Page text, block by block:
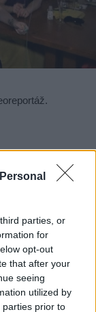
parties, or
for
opt-out
that after your
seeing
utilized by
parties prior to